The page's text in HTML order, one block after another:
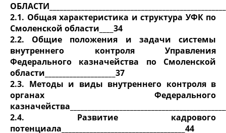
2.1. Общая характеристика и структура УФК по
Смоленской области____34
2.2. Общие положения и задачи системы
внутреннего контроля Управления
Федерального казначейства по Смоленской
области____________________37
2.3. Методы и виды внутреннего контроля в
органах Федерального
2.4. Развитие кадрового
потенциала___________________________________44